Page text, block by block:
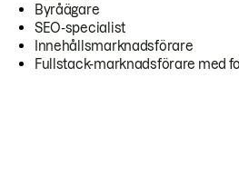
Byråägare
SEO-specialist
Innehållsmarknadsförare
Fullstack-marknadsförare med